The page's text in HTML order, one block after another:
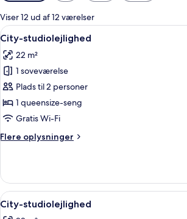
for
værelser
Viser 12 ud af 12 værelser
Indlæs
alle
billeder
af
City-
studiolejlighed
Et moderne
8
City-studiolejlighed
22 m²
1 soveværelse
Plads til 2 personer
1 queensize-seng
Gratis Wi-Fi
Flere oplysninger
Flere
studiolejlighed
Indlæs
alle
Et moderne
6
City-studiolejlighed